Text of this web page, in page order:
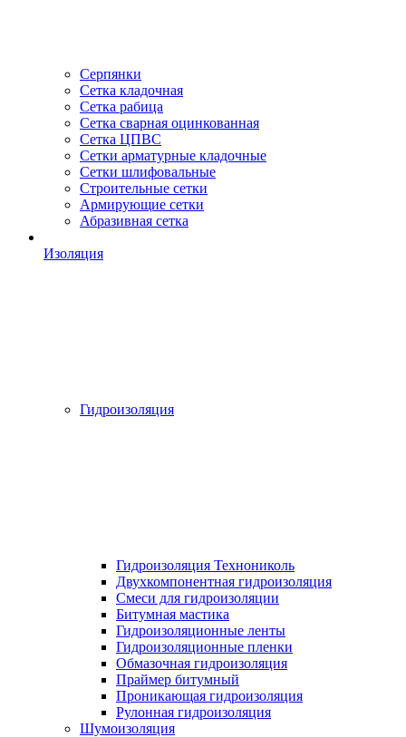
Серпянки
Сетка кладочная
Сетка рабица
Сетка сварная оцинкованная
Сетка ЦПВС
Сетки арматурные кладочные
Сетки шлифовальные
Строительные сетки
Армирующие сетки
Абразивная сетка
Изоляция
Гидроизоляция
Гидроизоляция Технониколь
Двухкомпонентная гидроизоляция
Смеси для гидроизоляции
Битумная мастика
Гидроизоляционные ленты
Гидроизоляционные пленки
Обмазочная гидроизоляция
Праймер битумный
Проникающая гидроизоляция
Рулонная гидроизоляция
Шумоизоляция